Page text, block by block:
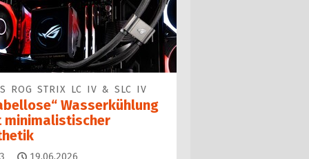
ROG STRIX LC IV & SLC IV
Wasserkühlung
minimalistischer
Kommentare